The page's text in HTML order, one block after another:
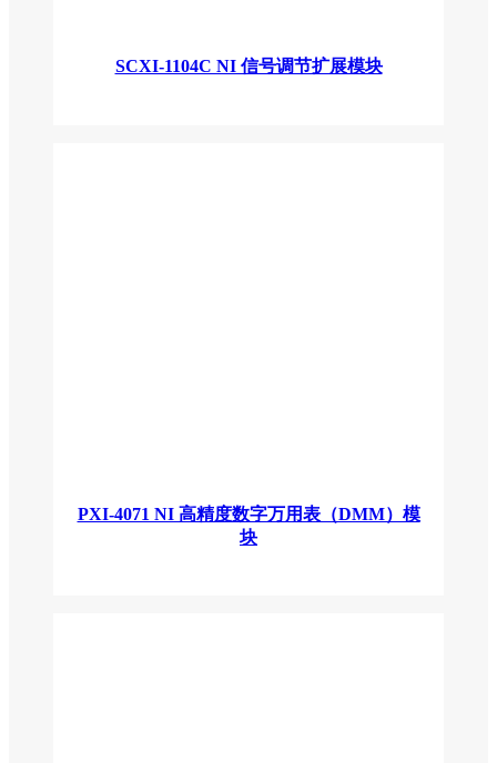
SCXI-1104C NI 信号调节扩展模块
PXI-4071 NI 高精度数字万用表（DMM）模
块